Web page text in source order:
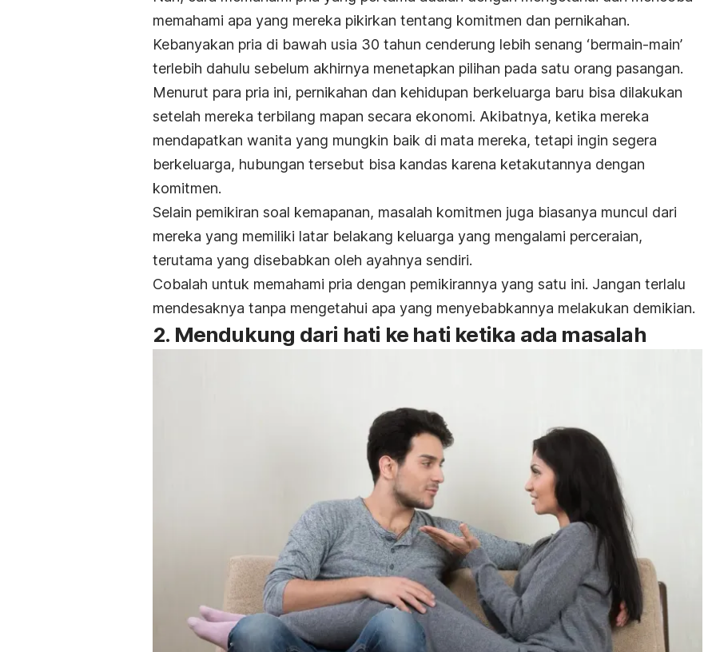
memahami apa yang mereka pikirkan tentang komitmen dan pernikahan.
Kebanyakan pria di bawah usia 30 tahun cenderung lebih senang ‘bermain-main’
terlebih dahulu sebelum akhirnya menetapkan pilihan pada satu orang pasangan.
Menurut para pria ini, pernikahan dan kehidupan berkeluarga baru bisa dilakukan
setelah mereka terbilang mapan secara ekonomi. Akibatnya, ketika mereka
mendapatkan wanita yang mungkin baik di mata mereka, tetapi ingin segera
berkeluarga, hubungan tersebut bisa kandas karena ketakutannya dengan
komitmen.
Selain pemikiran soal kemapanan, masalah komitmen juga biasanya muncul dari
mereka yang memiliki latar belakang keluarga yang mengalami perceraian,
terutama yang disebabkan oleh ayahnya sendiri.
Cobalah untuk memahami pria dengan pemikirannya yang satu ini. Jangan terlalu
mendesaknya tanpa mengetahui apa yang menyebabkannya melakukan demikian.
2. Mendukung dari hati ke hati ketika ada masalah